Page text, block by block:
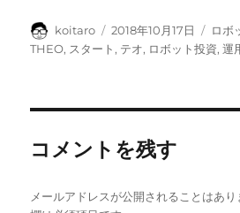
投
稿
koitaro
投
稿
2018年10月17日
カ
テ
ロボ
THEO, スタート, テオ, ロボット投資,運
コメントを残す
メールアドレスが公開されることはあり